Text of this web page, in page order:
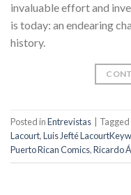
invaluable effort and
is today: an endearing
history.
Posted inEntrevistas Tagged
Lacourt,Luis Jefté
Puerto Rican Comics,Ricardo